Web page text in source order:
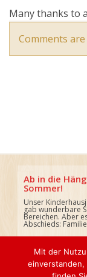
Many thanks to
Comments are
Ab in die
Sommer!
Unser
gab wunderbare
Bereichen. Aber
Abschieds:
Mit der
einverstanden,